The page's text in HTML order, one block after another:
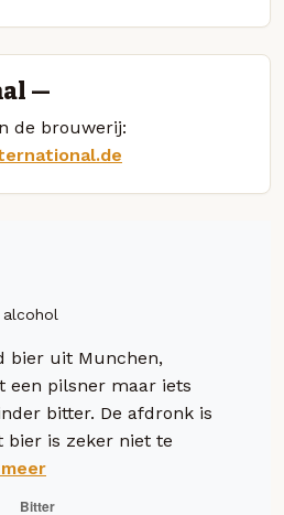
—
de brouwerij:
alcohol
bier uit Munchen,
een pilsner maar iets
bitter. De afdronk is
bier is zeker niet te